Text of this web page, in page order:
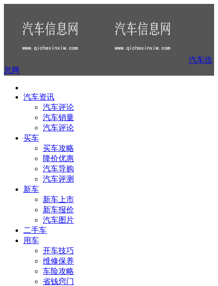
汽车信
息网
汽车资讯
汽车评论
汽车销量
汽车评论
买车
买车攻略
降价优惠
汽车导购
汽车评测
新车
新车上市
新车报价
汽车图片
二手车
用车
开车技巧
维修保养
车险攻略
省钱窍门